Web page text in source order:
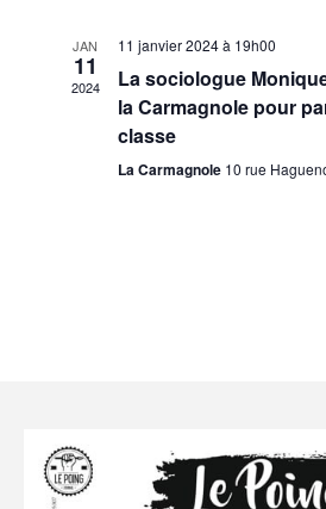
JAN
11
2024
11 janvier 2024 à 19h00
La sociologue
la Carmagnole pour
classe
La Carmagnole 10 rue